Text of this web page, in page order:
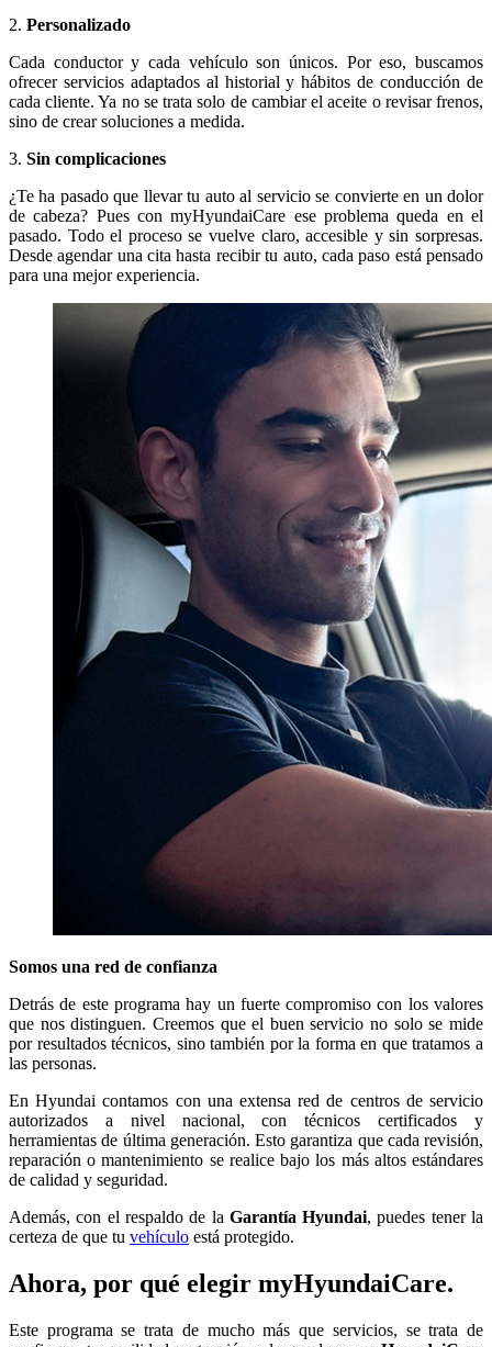
2. Personalizado
Cada conductor y cada vehículo son únicos. Por eso, buscamos
ofrecer servicios adaptados al historial y hábitos de conducción de
cada cliente. Ya no se trata solo de cambiar el aceite o revisar frenos,
sino de crear soluciones a medida.
3. Sin complicaciones
¿Te ha pasado que llevar tu auto al servicio se convierte en un dolor
de cabeza? Pues con myHyundaiCare ese problema queda en el
pasado. Todo el proceso se vuelve claro, accesible y sin sorpresas.
Desde agendar una cita hasta recibir tu auto, cada paso está pensado
para una mejor experiencia.
Somos una red de confianza
Detrás de este programa hay un fuerte compromiso con los valores
que nos distinguen. Creemos que el buen servicio no solo se mide
por resultados técnicos, sino también por la forma en que tratamos a
las personas.
En Hyundai contamos con una extensa red de centros de servicio
autorizados a nivel nacional, con técnicos certificados y
herramientas de última generación. Esto garantiza que cada revisión,
reparación o mantenimiento se realice bajo los más altos estándares
de calidad y seguridad.
Además, con el respaldo de la Garantía Hyundai, puedes tener la
certeza de que tu vehículo está protegido.
Ahora, por qué elegir myHyundaiCare.
Este programa se trata de mucho más que servicios, se trata de